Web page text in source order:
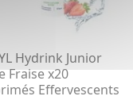
Hydrink Junior
Fraise x20
Effervescents